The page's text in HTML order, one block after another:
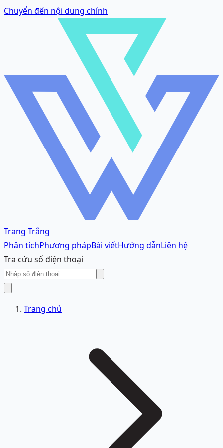
Chuyển đến nội dung chính
Trang Trắng
Phân tíchPhương phápBài viếtHướng dẫnLiên hệ
Tra cứu số điện thoại
Trang chủ